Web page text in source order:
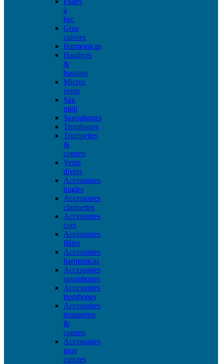
à
bec
Gros
cuivres
Harmonicas
Hautbois
&
bassons
Micros
vents
Sax
midi
Saxophones
Trombones
Trompettes
&
cornets
Vents
divers
Accessoires
bugles
Accessoires
clarinettes
Accessoires
cors
Accessoires
flûtes
Accessoires
harmonicas
Accessoires
saxophones
Accessoires
trombones
Accessoires
trompettes
&
cornets
Accessoires
gros
cuivres